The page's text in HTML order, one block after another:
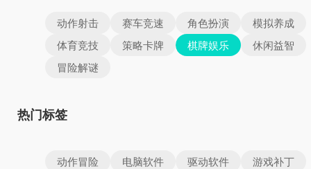
动作射击 赛车竞速 角色扮演
模拟养成
体育竞技
策略卡牌 棋牌娱乐
休闲益智
冒险解谜
热门标签
动作冒险 电脑软件 驱动软件
游戏补丁